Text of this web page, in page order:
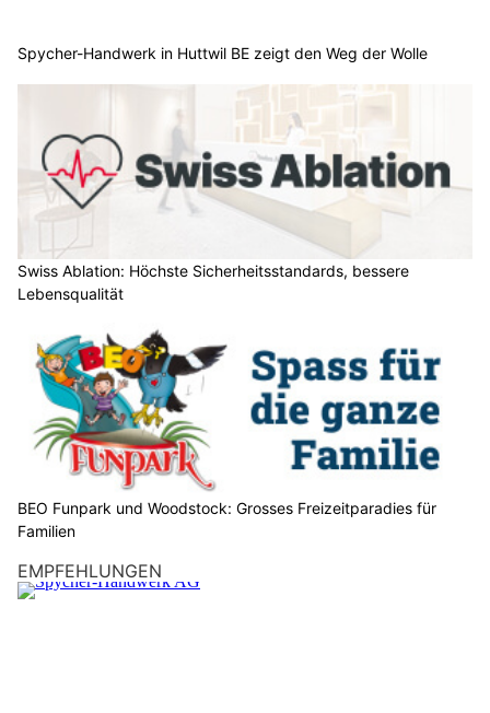
Spycher-Handwerk in Huttwil BE zeigt den Weg der Wolle
Swiss Ablation: Höchste Sicherheitsstandards, bessere
Lebensqualität
BEO Funpark und Woodstock: Grosses Freizeitparadies für
Familien
EMPFEHLUNGEN